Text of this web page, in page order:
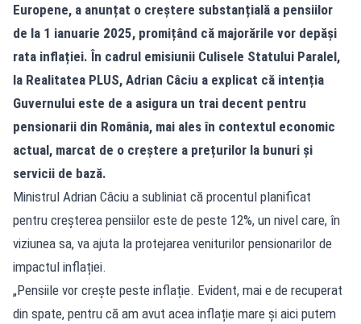
Europene, a anunțat o creștere substanțială a pensiilor
de la 1 ianuarie 2025, promițând că majorările vor depăși
rata inflației. În cadrul emisiunii Culisele Statului Paralel,
la Realitatea PLUS, Adrian Câciu a explicat că intenția
Guvernului este de a asigura un trai decent pentru
pensionarii din România, mai ales în contextul economic
actual, marcat de o creștere a prețurilor la bunuri și
servicii de bază.
Ministrul Adrian Câciu a subliniat că procentul planificat
pentru creșterea pensiilor este de peste 12%, un nivel care, în
viziunea sa, va ajuta la protejarea veniturilor pensionarilor de
impactul inflației.
„Pensiile vor crește peste inflație. Evident, mai e de recuperat
din spate, pentru că am avut acea inflație mare și aici putem